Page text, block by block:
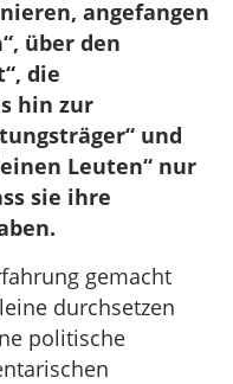
angefangen
über den
die
hin zur
und
Leuten“ nur
sie ihre
gemacht
durchsetzen
politische